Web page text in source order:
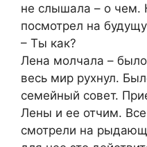
не слышала – о чем.
посмотрел на
– Ты как?
Лена молчала –
весь мир рухнул.
семейный совет.
Лены и ее отчим.
смотрели на